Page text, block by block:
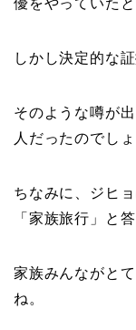
しかし決定的な
そのような噂が
人だったのでしょ
ちなみに、ジヒ
「家族旅行」と
家族みんながと
ね。